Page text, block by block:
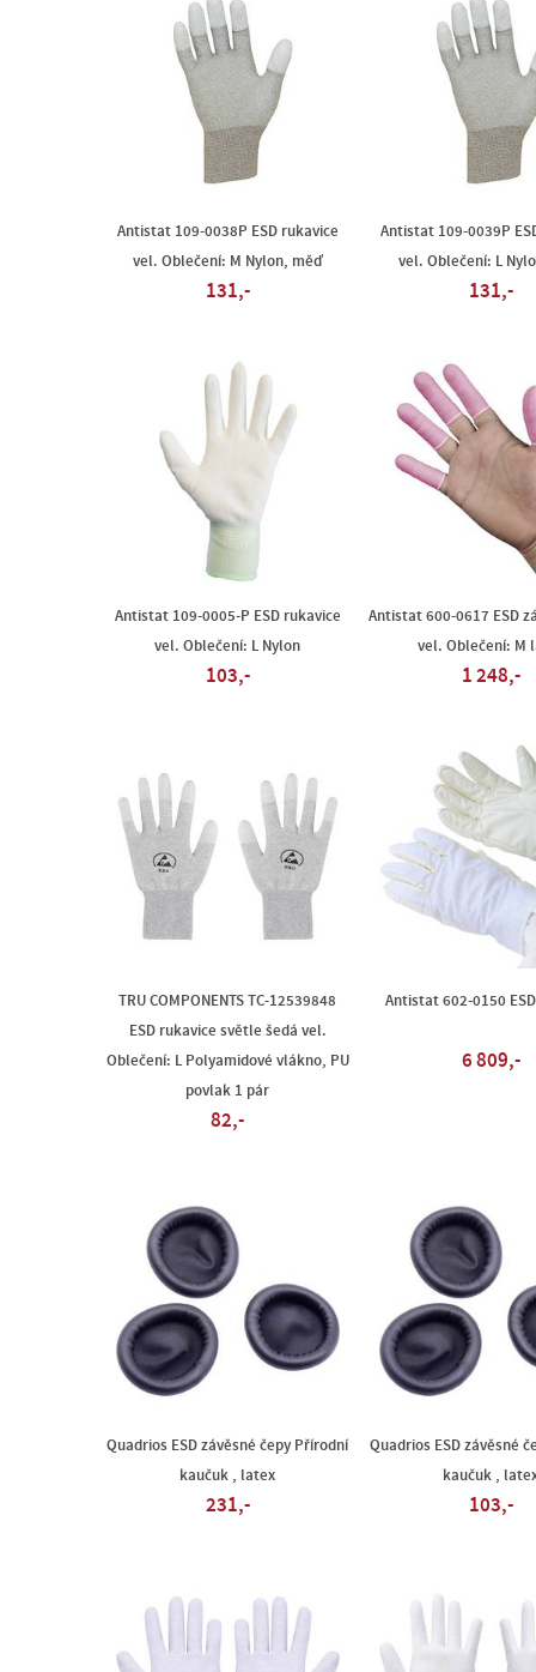
Antistat 109-0038P ESD rukavice
vel. Oblečení: M Nylon, měď
131,-
Antistat 109-0039P
vel. Oblečení: L
131,-
Antistat 109-0005-P ESD rukavice
vel. Oblečení: L Nylon
103,-
Antistat 600-0617 ESD
vel. Oblečení: M
1 248,-
TRU COMPONENTS TC-12539848
ESD rukavice světle šedá vel.
Oblečení: L Polyamidové vlákno, PU
povlak 1 pár
82,-
Antistat 602-0150
6 809,-
Quadrios ESD závěsné čepy Přírodní
kaučuk , latex
231,-
Quadrios ESD závěsné
kaučuk ,
103,-